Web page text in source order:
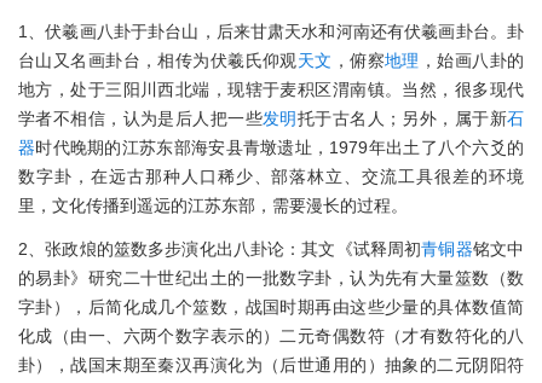
1、伏羲画八卦于卦台山，后来甘肃天水和河南还有伏羲画卦台。卦
台山又名画卦台，相传为伏羲氏仰观天文 ，俯察地理 ，始画八卦的
地方，处于三阳川西北端，现辖于麦积区渭南镇。当然，很多现代
学者不相信，认为是后人把一些发明托于古名人；另外，属于新石
器时代晚期的江苏东部海安县青墩遗址，1979年出土了八个六爻的
数字卦，在远古那种人口稀少、部落林立、交流工具很差的环境
里，文化传播到遥远的江苏东部，需要漫长的过程。
2、张政烺的筮数多步演化出八卦论：其文《试释周初青铜器铭文中
的易卦》研究二十世纪出土的一批数字卦，认为先有大量筮数（数
字卦），后简化成几个筮数，战国时期再由这些少量的具体数值简
化成（由一、六两个数字表示的）二元奇偶数符（才有数符化的八
卦），战国末期至秦汉再演化为（后世通用的）抽象的二元阴阳符